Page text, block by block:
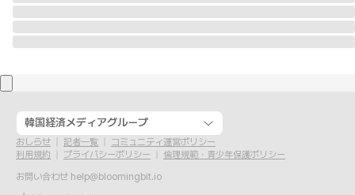
韓国経済メディアグループ
おしらせ 記者一覧
コミュニティ運営ポリシー
利用規約
プライバシーポリシー
倫理規範・青少年保護ポリシー
お問い合わせ help@bloomingbit.io